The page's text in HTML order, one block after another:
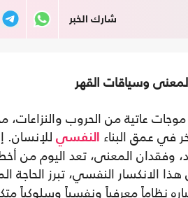
شارك الخبر
وسياقات القهر
موجات عاتية من الحروب والنزاعات،
في عمق البناء
النفسي للإنسان.
وفقدان المعنى، تعد اليوم من
الانكسار النفسي، تبرز الحاجة
نظاماً معرفياً ونفسياً وسلوكياً